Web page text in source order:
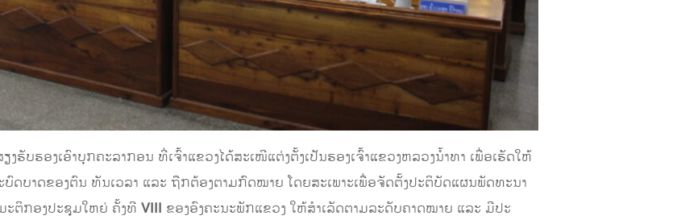
ຮັບຮອງເອົາບຸກຄະລາກອນ ທີ່ເຈົ້າແຂວງໄດ້ສະເໜີແຕ່ງຕັ້ງເປັນຮອງເຈົ້າແຂວງຫລວງນ້ຳທາ ເພື່ອເຮັດໃຫ້
ດບາດຂອງຕົນ ທັນເວລາ ແລະ ຖືກຕ້ອງຕາມກົດໝາຍ ໂດຍສະເພາະເພື່ອຈັດຕັ້ງປະຕິບັດແຜນພັດທະນາ
ະຕິກອງປະຊຸມໃຫຍ່ ຄັ້ງທີ VIII ຂອງອົງຄະນະພັກແຂວງ ໃຫ້ສໍາເລັດຕາມລະດັບຄາດໝາຍ ແລະ ມີປະ